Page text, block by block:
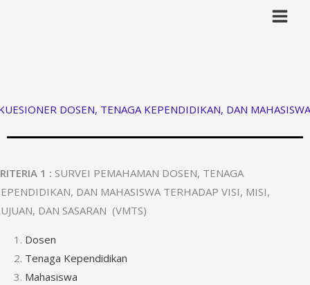
DOSEN, TENAGA KEPENDIDIKAN, DAN MAHASISWA
1 : SURVEI PEMAHAMAN DOSEN, TENAGA
DAN MAHASISWA TERHADAP VISI, MISI,
DAN SASARAN (VMTS)
Dosen
Tenaga Kependidikan
Mahasiswa